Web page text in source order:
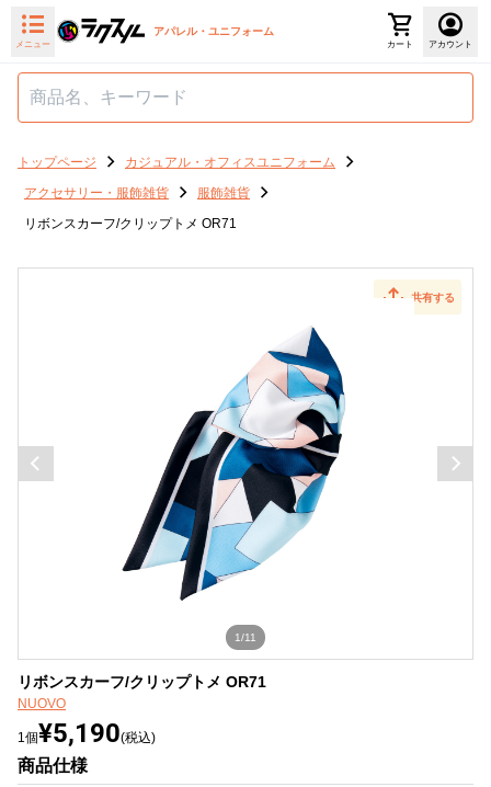
メニュー
アパレル・ユニフォーム
カート アカウント
トップページ
カジュアル・オフィスユニフォーム
アクセサリー・服飾雑貨
服飾雑貨
リボンスカーフ/クリップトメ OR71
共有する
1/11
リボンスカーフ/クリップトメ OR71
NUOVO
1個¥5,190(税込)
商品仕様